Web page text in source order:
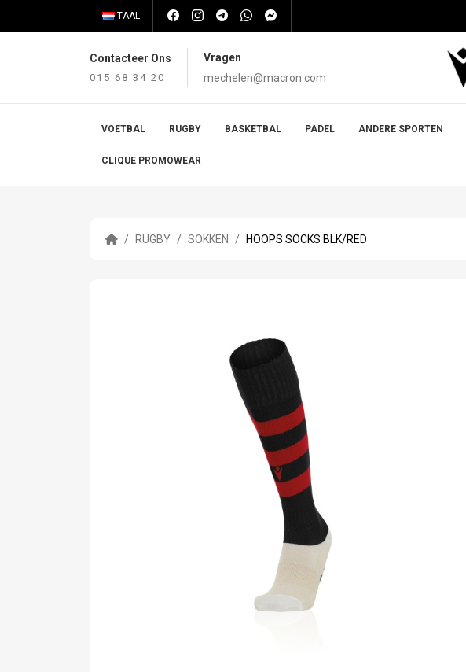
TAAL
Contacteer Ons
015 68 34 20
Vragen
mechelen@macron.com
VOETBAL RUGBY BASKETBAL PADEL ANDERE SPORTEN
CLIQUE PROMOWEAR
RUGBY SOKKEN HOOPS SOCKS BLK/RED